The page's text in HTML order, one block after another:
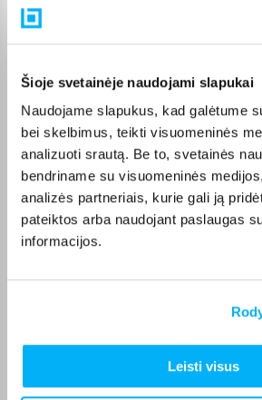
Šioje svetainėje naudojami slapukai
Naudojame slapukus, kad galėtume
bei skelbimus, teikti visuomeninės
analizuoti srautą. Be to, svetainės
bendriname su visuomeninės
analizės partneriais, kurie gali ją
pateiktos arba naudojant paslaugas
informacijos.
Leisti visus
savybes, funkcionalumą, komplektaciją,
taikomus specialius pasiūlymus.
pasiūlymus ir patogiai palyginti ... prekes
informaciją ir prekės aprašymą, kad
ir apgalvotą sprendimą.
Palyginkite ... prekes BIGBOX.LT ir
DUK
esantys produktai šiuo metu
Kiek prekių yra ... Pirtys ir